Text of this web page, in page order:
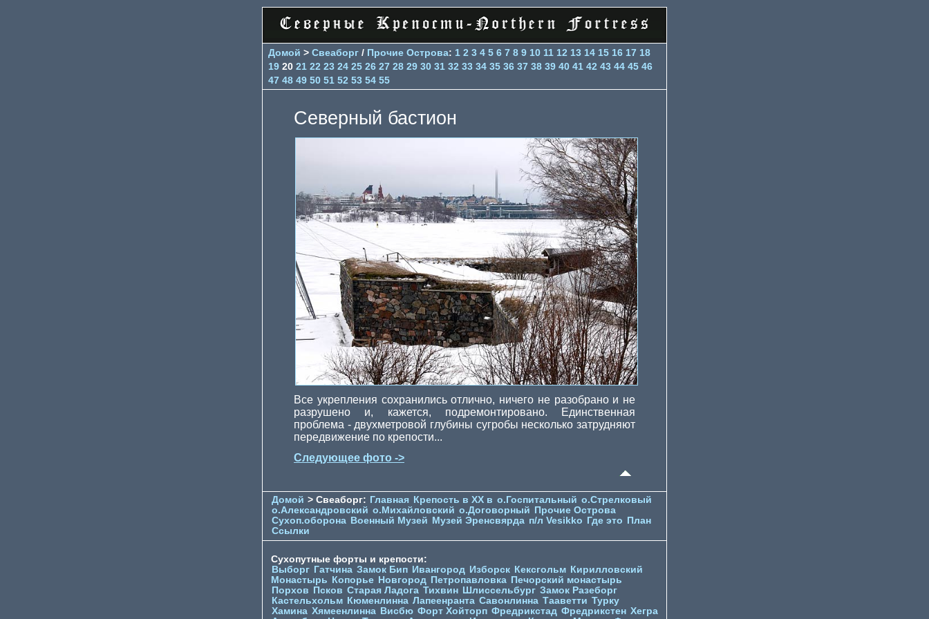
Домой > Свеаборг / Прочие Острова: 1 2 3 4 5 6 7 8 9 10 11 12 13 14 15 16 17 18
19 20 21 22 23 24 25 26 27 28 29 30 31 32 33 34 35 36 37 38 39 40 41 42 43 44 45 46
47 48 49 50 51 52 53 54 55
Северный бастион
Все укрепления сохранились отлично, ничего не разобрано и не
разрушено и, кажется, подремонтировано. Единственная
проблема - двухметровой глубины сугробы несколько затрудняют
передвижение по крепости...
Следующее фото ->
Домой > Свеаборг: Главная Крепость в XX в о.Госпитальный о.Стрелковый
о.Александровский о.Михайловский о.Договорный
Прочие Острова
Сухоп.оборона Военный Музей Музей Эренсвярда п/л Vesikko Где это
План
Ссылки
Сухопутные форты и крепости:
Выборг Гатчина Замок Бип Ивангород Изборск Кексгольм Кирилловский
Монастырь
Копорье Новгород Петропавловка Печорcкий монастырь
Порхов
Псков Старая Ладога Тихвин Шлиссельбург Замок Разеборг
Кастельхольм Кюменлинна Лапеенранта Савонлинна Тааветти Турку
Хамина Хямеенлинна Висбю Форт Хойторп Фредрикстад Фредрикстен Хегра